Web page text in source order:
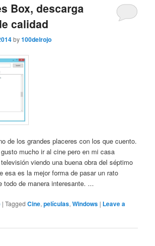
Box, descarga
calidad
by100delrojo
de los grandes placeres con los que cuento.
mucho ir al cine pero en mi casa
viendo una buena obra del séptimo
esa es la mejor forma de pasar un rato
todo de manera interesante. ...
|Tagged Cine,películas,Windows | Leave a